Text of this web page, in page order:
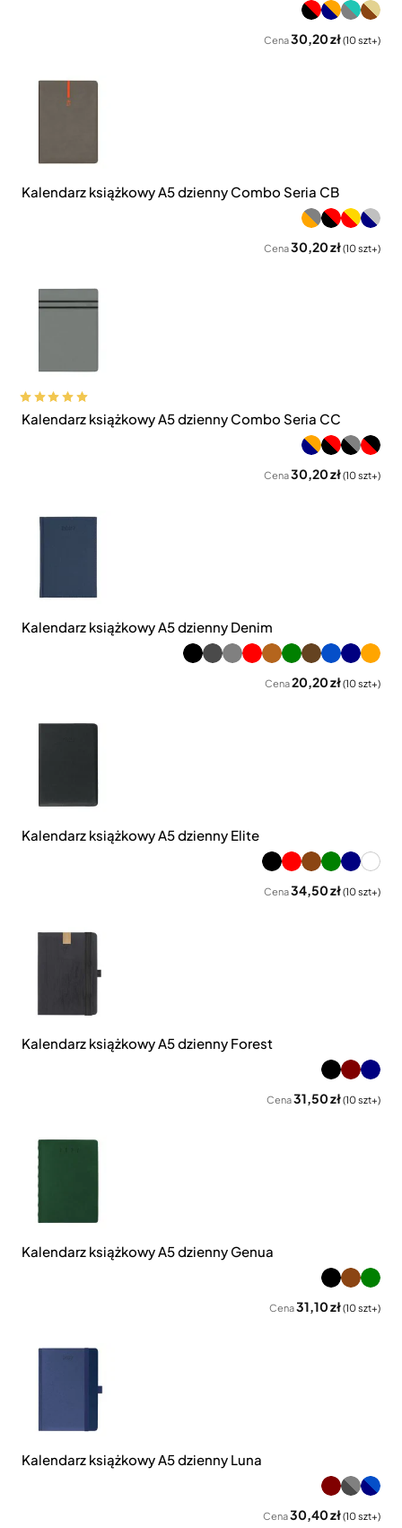
Cena30,20 zł(10 szt+)
Kalendarz książkowy A5 dzienny Combo Seria CB
Cena30,20 zł(10 szt+)
Kalendarz książkowy A5 dzienny Combo Seria CC
Cena30,20 zł(10 szt+)
Kalendarz książkowy A5 dzienny Denim
Cena20,20 zł(10 szt+)
Kalendarz książkowy A5 dzienny Elite
Cena34,50 zł(10 szt+)
Kalendarz książkowy A5 dzienny Forest
Cena31,50 zł(10 szt+)
Kalendarz książkowy A5 dzienny Genua
Cena31,10 zł(10 szt+)
Kalendarz książkowy A5 dzienny Luna
Cena30,40 zł(10 szt+)